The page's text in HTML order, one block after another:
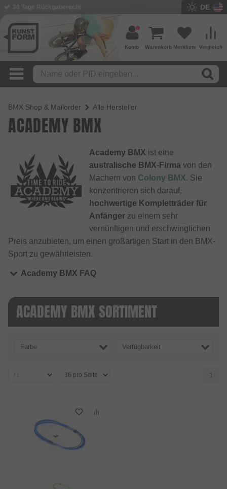
DE
Vergleich
Merkliste
Warenkorb
Konto
BMX Shop & Mailorder Alle Hersteller
ACADEMY BMX
Academy BMX ist eine
australische BMX-Firma von den
Machern von Colony BMX. Sie
konzentrieren sich darauf,
hochwertige Kompletträder für
Anfänger zu einem sehr
vernünftigen und erschwinglichen
Preis anzubieten, um einen großartigen Start in den BMX-
Sport zu gewährleisten.
Academy BMX FAQ
ACADEMY BMX SORTIMENT
Farbe Verfügbarkeit
1